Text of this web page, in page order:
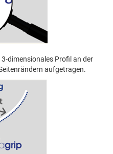
dimensionales Profil an der
aufgetragen.